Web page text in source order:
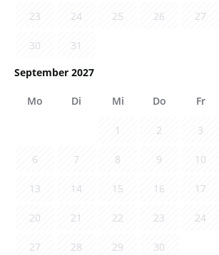
23 24 25 26 27
30 31
September 2027
Mo Di Mi Do Fr
1 2 3
6 7 8 9 10
13 14 15 16 17
20 21 22 23 24
27 28 29 30